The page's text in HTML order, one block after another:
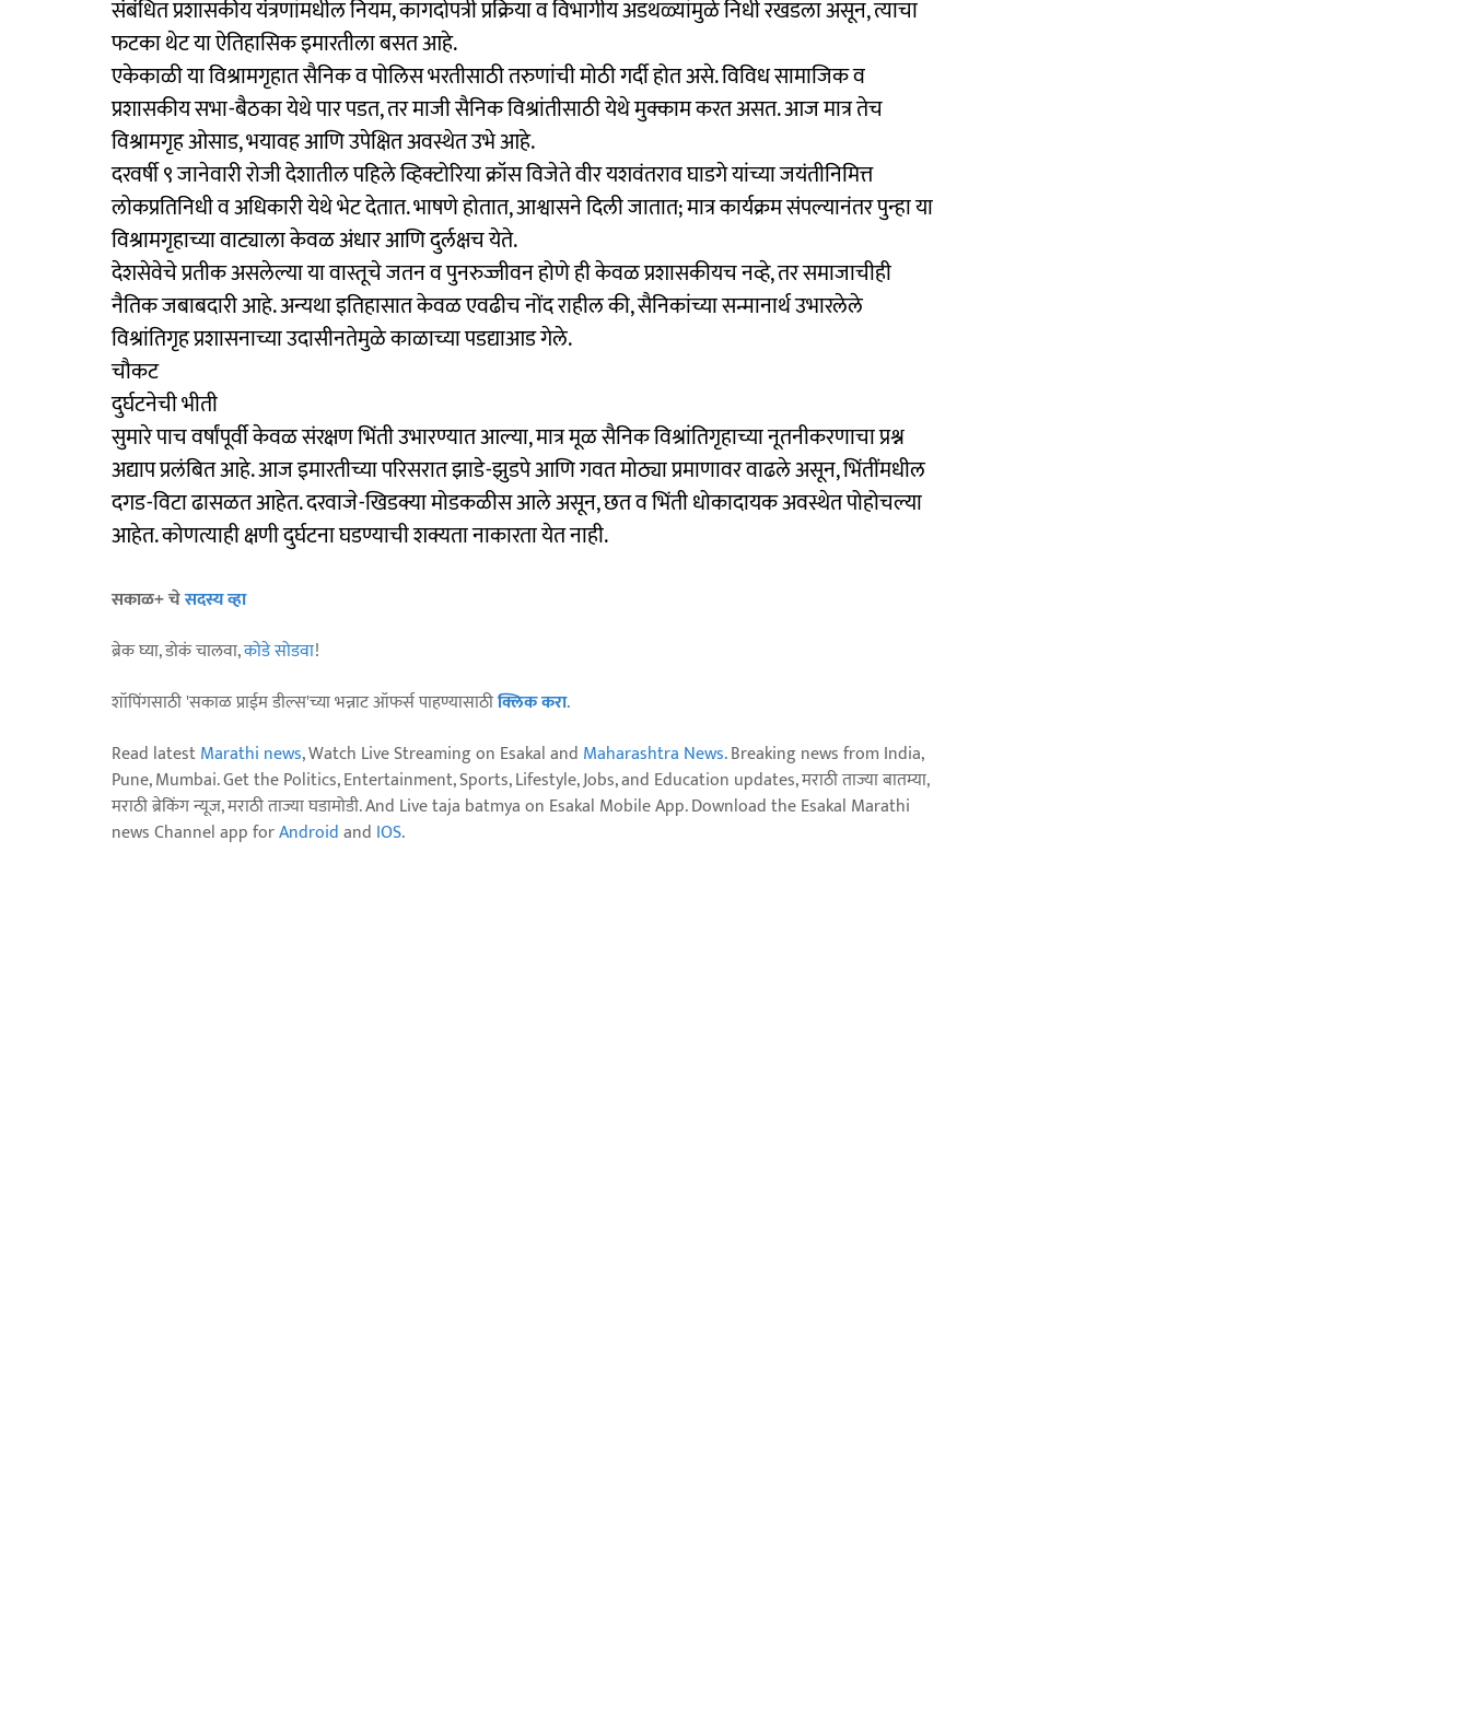
संबंधित प्रशासकीय यंत्रणांमधील नियम, कागदोपत्री प्रक्रिया व विभागीय अडथळ्यांमुळे निधी रखडला असून, त्याचा
फटका थेट या ऐतिहासिक इमारतीला बसत आहे.
एकेकाळी या विश्रामगृहात सैनिक व पोलिस भरतीसाठी तरुणांची मोठी गर्दी होत असे. विविध सामाजिक व
प्रशासकीय सभा-बैठका येथे पार पडत, तर माजी सैनिक विश्रांतीसाठी येथे मुक्काम करत असत. आज मात्र तेच
विश्रामगृह ओसाड, भयावह आणि उपेक्षित अवस्थेत उभे आहे.
दरवर्षी ९ जानेवारी रोजी देशातील पहिले व्हिक्टोरिया क्रॉस विजेते वीर यशवंतराव घाडगे यांच्या जयंतीनिमित्त
लोकप्रतिनिधी व अधिकारी येथे भेट देतात. भाषणे होतात, आश्वासने दिली जातात; मात्र कार्यक्रम संपल्यानंतर पुन्हा या
विश्रामगृहाच्या वाट्याला केवळ अंधार आणि दुर्लक्षच येते.
देशसेवेचे प्रतीक असलेल्या या वास्तूचे जतन व पुनरुज्जीवन होणे ही केवळ प्रशासकीयच नव्हे, तर समाजाचीही
नैतिक जबाबदारी आहे. अन्यथा इतिहासात केवळ एवढीच नोंद राहील की, सैनिकांच्या सन्मानार्थ उभारलेले
विश्रांतिगृह प्रशासनाच्या उदासीनतेमुळे काळाच्या पडद्याआड गेले.
चौकट
दुर्घटनेची भीती
सुमारे पाच वर्षांपूर्वी केवळ संरक्षण भिंती उभारण्यात आल्या, मात्र मूळ सैनिक विश्रांतिगृहाच्या नूतनीकरणाचा प्रश्न
अद्याप प्रलंबित आहे. आज इमारतीच्या परिसरात झाडे-झुडपे आणि गवत मोठ्या प्रमाणावर वाढले असून, भिंतींमधील
दगड-विटा ढासळत आहेत. दरवाजे-खिडक्या मोडकळीस आले असून, छत व भिंती धोकादायक अवस्थेत पोहोचल्या
आहेत. कोणत्याही क्षणी दुर्घटना घडण्याची शक्यता नाकारता येत नाही.
सकाळ+ चेसदस्य व्हा
ब्रेक घ्या, डोकं चालवा,कोडे सोडवा!
शॉपिंगसाठी 'सकाळ प्राईम डील्स'च्या भन्नाट ऑफर्स पाहण्यासाठीक्लिक करा.
Read latestMarathi news, Watch Live Streaming on Esakal and Maharashtra News. Breaking news from India,
Pune, Mumbai. Get the Politics, Entertainment, Sports, Lifestyle, Jobs, and Education updates, मराठी ताज्या बातम्या,
मराठी ब्रेकिंग न्यूज, मराठी ताज्या घडामोडी. And Live taja batmya on Esakal Mobile App. Download the Esakal Marathi
news Channel app forAndroidand IOS.